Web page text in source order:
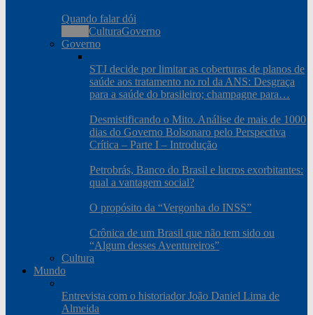
Quando falar dói
CulturaGoverno
Governo
STJ decide por limitar as coberturas de planos de
saúde aos tratamento no rol da ANS: Desgraça
para a saúde do brasileiro; champagne para…
Desmistificando o Mito. Análise de mais de 1000
dias do Governo Bolsonaro pelo Perspectiva
Crítica – Parte I – Introdução
Petrobrás, Banco do Brasil e lucros exorbitantes:
qual a vantagem social?
O propósito da “Vergonha do INSS”
Crônica de um Brasil que não tem sido ou
“Algum desses Aventureiros”
Cultura
Mundo
Entrevista com o historiador João Daniel Lima de
Almeida